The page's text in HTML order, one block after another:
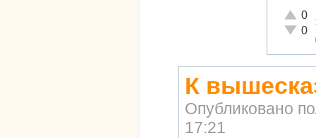
0
0
К
Опубликовано
17:21